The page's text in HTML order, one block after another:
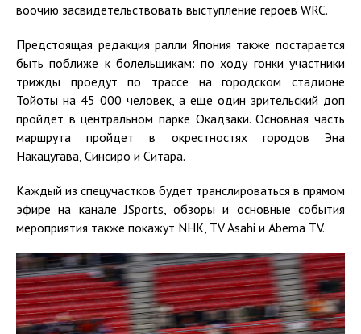
воочию засвидетельствовать выступление героев WRC.
Предстоящая редакция ралли Япония также постарается
быть поближе к болельщикам: по ходу гонки участники
трижды проедут по трассе на городском стадионе
Тойоты на 45 000 человек, а еще один зрительский доп
пройдет в центральном парке Окадзаки. Основная часть
маршрута пройдет в окрестностях городов Эна
Накацугава, Синсиро и Ситара.
Каждый из спецучастков будет транслироваться в прямом
эфире на канале JSports, обзоры и основные события
мероприятия также покажут NHK, TV Asahi и Abema TV.